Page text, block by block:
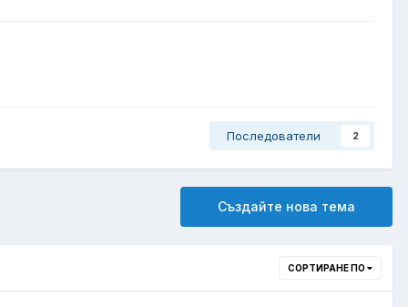
Последователи 2
Създайте нова тема
СОРТИРАНЕ ПО